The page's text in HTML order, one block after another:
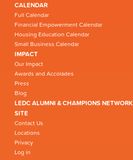
CALENDAR
Full Calendar
Financial Empowerment Calendar
Housing Education Calendar
Small Business Calendar
IMPACT
Our Impact
Awards and Accolades
Press
Blog
LEDC ALUMNI & CHAMPIONS NETWORK
SITE
Contact Us
Locations
Privacy
Log in